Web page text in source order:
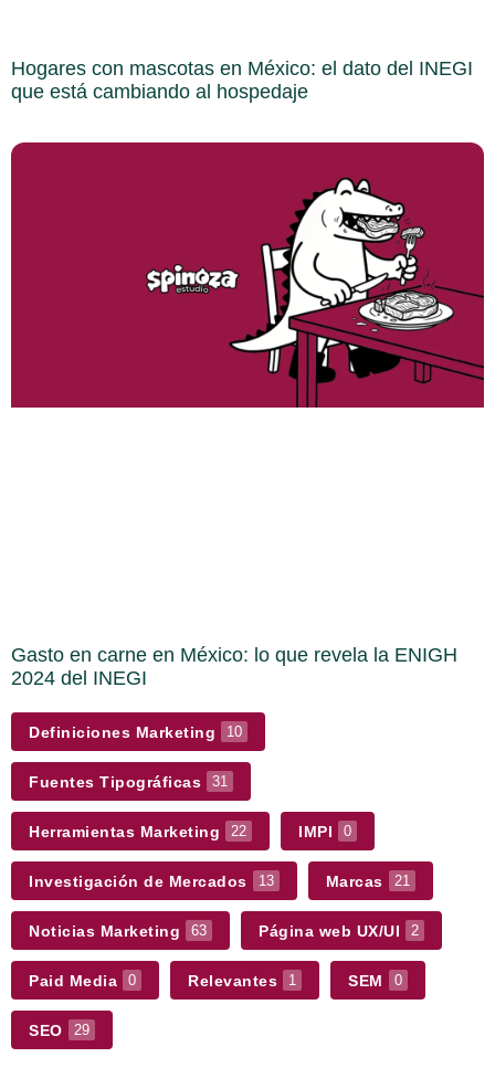
Hogares con mascotas en México: el dato del INEGI
que está cambiando al hospedaje
Gasto en carne en México: lo que revela la ENIGH
2024 del INEGI
Definiciones Marketing 10
Fuentes Tipográficas 31
Herramientas Marketing 22 IMPI 0
Investigación de Mercados 13 Marcas 21
Noticias Marketing 63 Página web UX/UI 2
Paid Media 0 Relevantes 1 SEM 0
SEO 29